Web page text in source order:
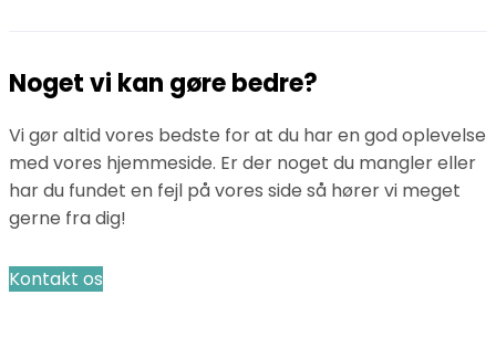
Noget vi kan gøre bedre?
Vi gør altid vores bedste for at du har en god oplevelse
med vores hjemmeside. Er der noget du mangler eller
har du fundet en fejl på vores side så hører vi meget
gerne fra dig!
Kontakt os